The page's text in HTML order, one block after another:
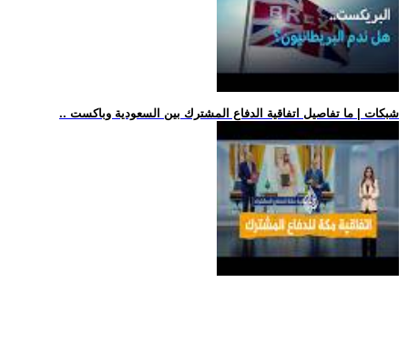
.. شبكات | ما تفاصيل اتفاقية الدفاع المشترك بين السعودية وباكست